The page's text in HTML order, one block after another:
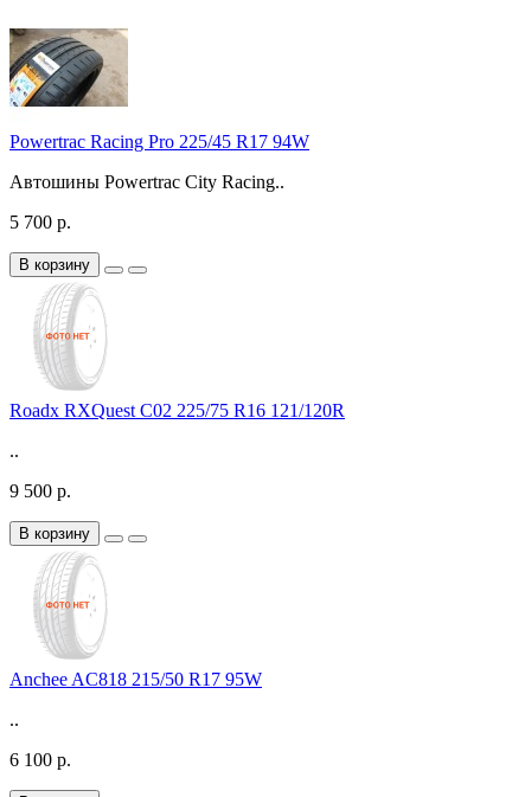
Powertrac Racing Pro 225/45 R17 94W
Автошины Powertrac City Racing..
5 700 р.
В корзину
Roadx RXQuest C02 225/75 R16 121/120R
..
9 500 р.
В корзину
Anchee AC818 215/50 R17 95W
..
6 100 р.